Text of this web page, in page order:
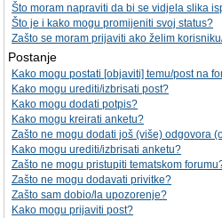
Što moram napraviti da bi se vidjela slika
Što je i kako mogu promijeniti svoj status?
Zašto se moram prijaviti ako želim
Postanje
Kako mogu postati [objaviti] temu/post na
Kako mogu urediti/izbrisati post?
Kako mogu dodati potpis?
Kako mogu kreirati anketu?
Zašto ne mogu dodati još (više) odgovora
Kako mogu urediti/izbrisati anketu?
Zašto ne mogu pristupiti tematskom
Zašto ne mogu dodavati privitke?
Zašto sam dobio/la upozorenje?
Kako mogu prijaviti post?